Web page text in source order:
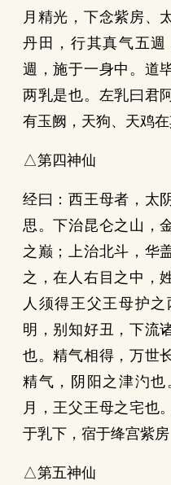
月精光，下念紫房、
丹田，行其真气五
週，施于一身中。道
两乳是也。左乳曰君
有玉阙，天狗、天鸡在
△第四神仙
经曰：西王母者，太
思。下治昆仑之山，
之巅；上治北斗，华
之，在人右目之中，
人须得王父王母护
明，别知好丑，下流
也。精气相得，万世
精气，阴阳之津汋
月，王父王母之宅也
于乳下，宿于绛宫紫房
△第五神仙